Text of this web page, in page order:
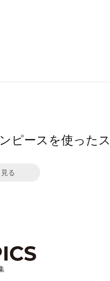
ピースを使った
る